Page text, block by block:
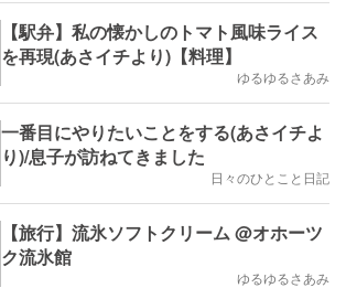
【駅弁】私の懐かしのトマト風味ライス
を再現(あさイチより)【料理】
ゆるゆるさあみ
一番目にやりたいことをする(あさイチよ
り)/息子が訪ねてきました
日々のひとこと日記
【旅行】流氷ソフトクリーム @オホーツ
ク流氷館
ゆるゆるさあみ